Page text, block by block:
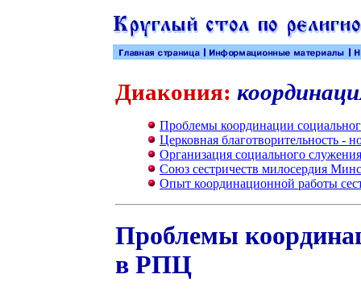
Диакония:
Проблемы координации
Церковная благотворительность -
Организация социального
Союз сестричеств милосердия
Опыт координационной работы
Проблемы
в РПЦ